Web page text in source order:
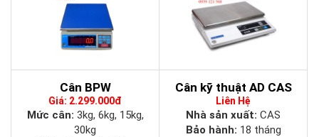
Cân BPW
Giá: 2.299.000đ
Mức cân: 3kg, 6kg, 15kg,
30kg
Cân kỹ thuật AD CAS
Liên Hệ
Nhà sản xuất: CAS
Bảo hành: 18 tháng